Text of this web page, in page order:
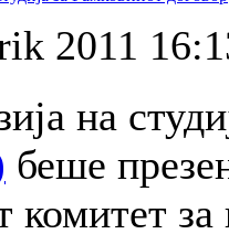
2011
на
беше
комитет